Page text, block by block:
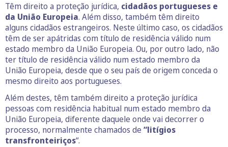
Têm direito a proteção jurídica, cidadãos portugueses e
da União Europeia. Além disso, também têm direito
alguns cidadãos estrangeiros. Neste último caso, os cidadãos
têm de ser apátridas com título de residência válido num
estado membro da União Europeia. Ou, por outro lado, não
ter título de residência válido num estado membro da
União Europeia, desde que o seu país de origem conceda o
mesmo direito aos portugueses.
Além destes, têm também direito a proteção jurídica
pessoas com residência habitual num estado membro da
União Europeia, diferente daquele onde vai decorrer o
processo, normalmente chamados de “litígios
transfronteiriços“.